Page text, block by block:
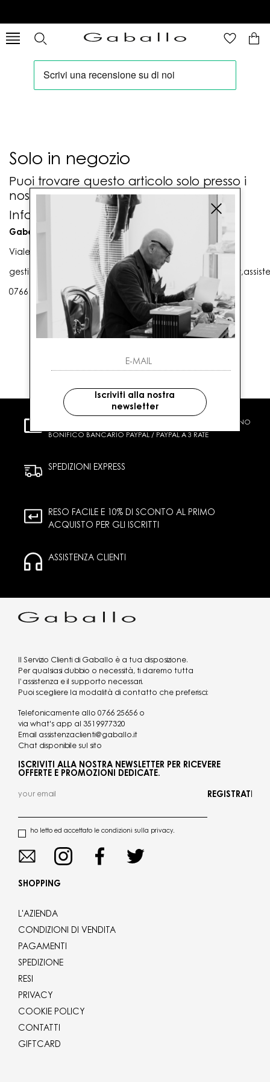
Solo in negozio
Puoi trovare questo articolo solo presso i
nostri punti vendita:
Info contatti
Gaballo Mario srl
Viale G. Matteotti n. 23 00053 Civitavecchia (RM)
0766 25656
CARTA DI CREDITO CONTRASSEGNO
BONIFICO BANCARIO PAYPAL / PAYPAL A 3 RATE
SPEDIZIONI EXPRESS
RESO FACILE E 10% DI SCONTO AL PRIMO
ACQUISTO PER GLI ISCRITTI
ASSISTENZA CLIENTI
Il Servizio Clienti di Gaballo è a tua disposizione.
Per qualsiasi dubbio o necessità, ti daremo tutta
l’assistenza e il supporto necessari.
Puoi scegliere la modalità di contatto che preferisci:
Telefonicamente allo 0766 25656 o
via what's app al 3519977320
Email assistenzaclienti@gaballo.it
Chat disponibile sul sito
ISCRIVITI ALLA NOSTRA NEWSLETTER PER RICEVERE
OFFERTE E PROMOZIONI DEDICATE.
ho letto ed accettato le condizioni sulla privacy.
REGISTRATI
SHOPPING
L'AZIENDA
CONDIZIONI DI VENDITA
PAGAMENTI
SPEDIZIONE
RESI
PRIVACY
COOKIE POLICY
CONTATTI
GIFTCARD
Iscriviti alla nostra
newsletter